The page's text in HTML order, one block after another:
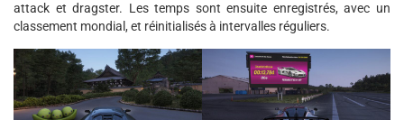
attack et dragster. Les temps sont ensuite enregistrés, avec un
classement mondial, et réinitialisés à intervalles réguliers.